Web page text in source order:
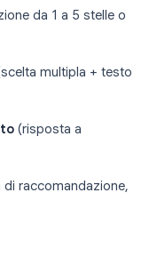
da 1 a 5 stelle o
multipla + testo
(risposta a
raccomandazione,